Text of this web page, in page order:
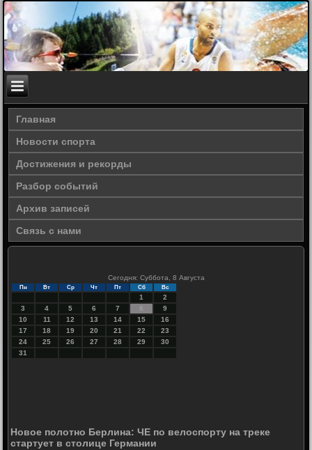
Главная
Новости спорта
Достижения и рекорды
Разбор событий
Архив записей
Связь с нами
Сегодня: Суббота, 8 Августа
Пн Вт Ср Чт Пт Сб Вс
1
2
3
4 5 6 7 8
9
10
11 12 13 14 15
16
17
18 19 20 21 22
23
24
25 26 27 28 29
30
31
Новое полотно Берлина: ЧЕ по велоспорту на треке
стартует в столице Германии